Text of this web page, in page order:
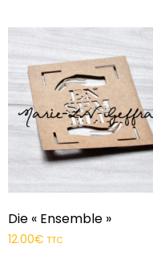
Die « Ensemble »
12.00€ TTC